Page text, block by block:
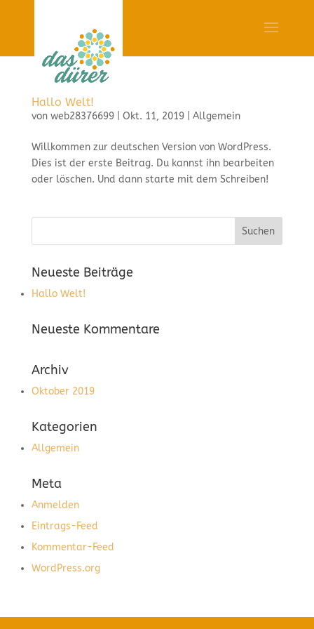
Hallo Welt!
von web28376699| Okt. 11, 2019| Allgemein
Willkommen zur deutschen Version von WordPress.
Dies ist der erste Beitrag. Du kannst ihn bearbeiten
oder löschen. Und dann starte mit dem Schreiben!
Neueste Beiträge
Hallo Welt!
Neueste Kommentare
Archiv
Oktober 2019
Kategorien
Allgemein
Meta
Anmelden
Eintrags-Feed
Kommentar-Feed
WordPress.org